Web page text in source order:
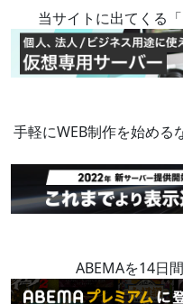
当サイトに出てくる
手軽にWEB制作を始める
ABEMAを14日